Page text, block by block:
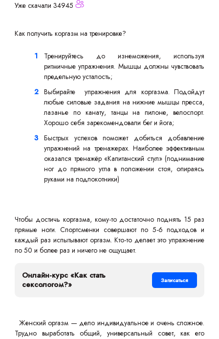
Уже скачали 34945
Как получить коргазм на тренировке?
Тренируйтесь до изнеможения, используя
ритмичные упражнения. Мышцы должны чувствовать
предельную усталость;
Выбирайте упражнения для коргазма. Подойдут
любые силовые задания на нижние мышцы пресса,
лазанье по канату, танцы на пилоне, велоспорт.
Хорошо себя зарекомендовали бег и йога;
Быстрых успехов поможет добиться добавление
упражнений на тренажерах. Наиболее эффективным
оказался тренажёр «Капитанский стул» (поднимание
ног до прямого угла в положении стоя, опираясь
руками на подлокотники)
Чтобы достичь коргазма, кому-то достаточно поднять 15 раз
прямые ноги. Спортсменки совершают по 5-6 подходов и
каждый раз испытывают оргазм. Кто-то делает это упражнение
по 50 и более раз и ничего не ощущает.
Онлайн-курс «Как стать
сексологом?»
Записаться
Женский оргазм — дело индивидуальное и очень сложное.
Трудно выработать общий, универсальный совет, как его